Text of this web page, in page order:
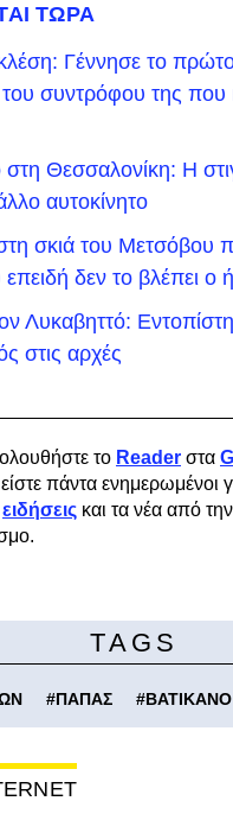
ΤΩΡΑ
Γέννησε το
συντρόφου της που
στη Θεσσαλονίκη: Η
αυτοκίνητο
σκιά του Μετσόβου
δεν το βλέπει ο
Λυκαβηττό:
στις αρχές
το Reader στα
πάντα ενημερωμένοι
ειδήσεις και τα νέα από
TAGS
#ΠΑΠΑΣ #ΒΑΤΙΚΑΝΟ